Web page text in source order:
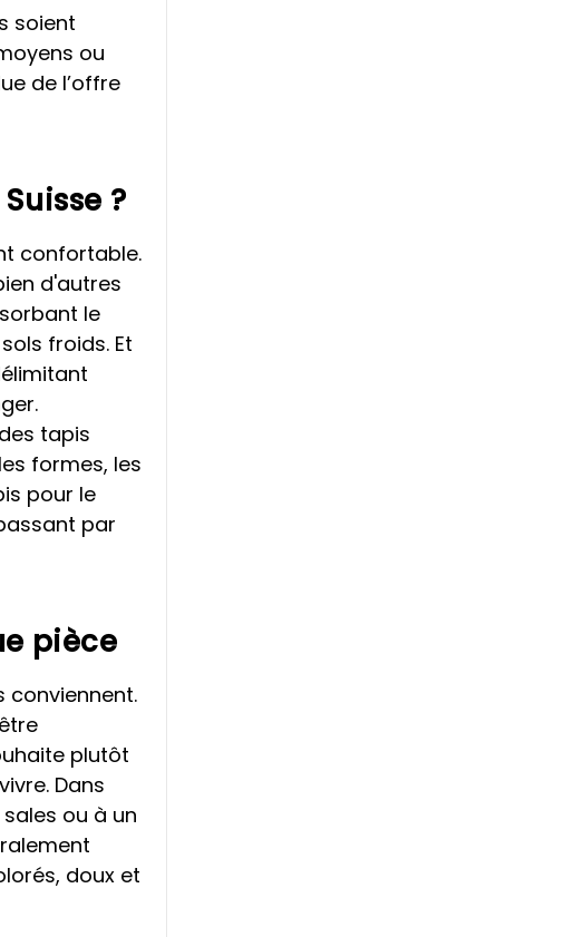
soient
ou
de l’offre
?
confortable.
d'autres
le
froids. Et
tapis
formes, les
pour le
par
pièce
conviennent.
plutôt
Dans
ou à un
doux et